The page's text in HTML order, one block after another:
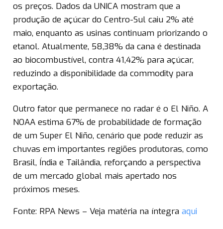
os preços. Dados da UNICA mostram que a
produção de açúcar do Centro-Sul caiu 2% até
maio, enquanto as usinas continuam priorizando o
etanol. Atualmente, 58,38% da cana é destinada
ao biocombustível, contra 41,42% para açúcar,
reduzindo a disponibilidade da commodity para
exportação.
Outro fator que permanece no radar é o El Niño. A
NOAA estima 67% de probabilidade de formação
de um Super El Niño, cenário que pode reduzir as
chuvas em importantes regiões produtoras, como
Brasil, Índia e Tailândia, reforçando a perspectiva
de um mercado global mais apertado nos
próximos meses.
Fonte: RPA News – Veja matéria na íntegra aqui